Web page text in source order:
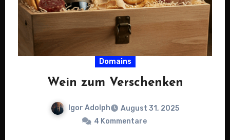
Domains
Wein zum Verschenken
Igor Adolph
August 31, 2025
4 Kommentare